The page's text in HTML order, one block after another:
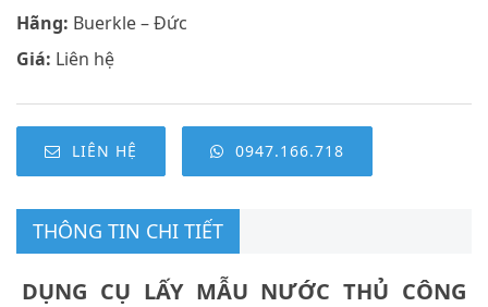
Hãng: Buerkle – Đức
Giá: Liên hệ
LIÊN HỆ 0947.166.718
THÔNG TIN CHI TIẾT
DỤNG CỤ LẤY MẪU NƯỚC THỦ CÔNG